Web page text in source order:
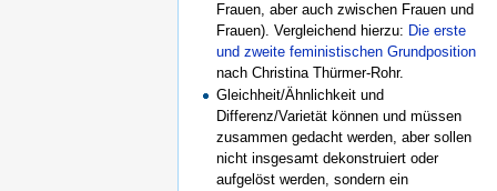
Frauen, aber auch zwischen Frauen und
Frauen). Vergleichend hierzu: Die erste
und zweite feministischen Grundposition
nach Christina Thürmer-Rohr.
Gleichheit/Ähnlichkeit und
Differenz/Varietät können und müssen
zusammen gedacht werden, aber sollen
nicht insgesamt dekonstruiert oder
aufgelöst werden, sondern ein